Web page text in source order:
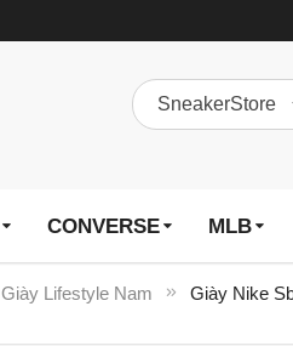
CONVERSE MLB
Giày Lifestyle Nam Giày Nike